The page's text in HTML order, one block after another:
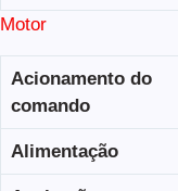
Motor
Acionamento do
comando
Alimentação